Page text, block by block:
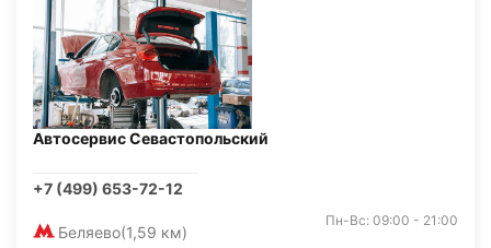
Автосервис Севастопольский
+7 (499) 653-72-12
Беляево(1,59 км)
Пн-Вс: 09:00 - 21:00